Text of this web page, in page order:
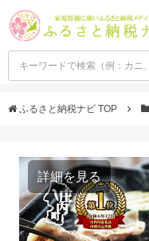
ふるさと納税ナビ TOP
詳細を見る